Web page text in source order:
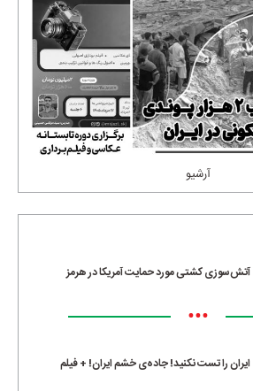
آرشیو
آتش‌سوزی کشتی مورد حمایت آمریکا در هرمز
•••
ایران را تست نکنید! جاده‌ی خشم ایران! + فیلم